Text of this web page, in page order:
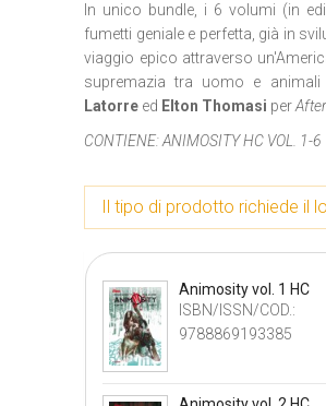
In unico bundle, i 6 volumi (in
fumetti geniale e perfetta, già in
viaggio epico attraverso
supremazia tra uomo e
Latorre ed Elton Thomasi per
CONTIENE:ANIMOSITY HC VOL. 1-6
Il tipo di prodotto richiede il
Animosity vol. 1 HC
ISBN/ISSN/COD.:
9788869193385